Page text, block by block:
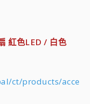
紅色LED / 白色
ct/products/acce